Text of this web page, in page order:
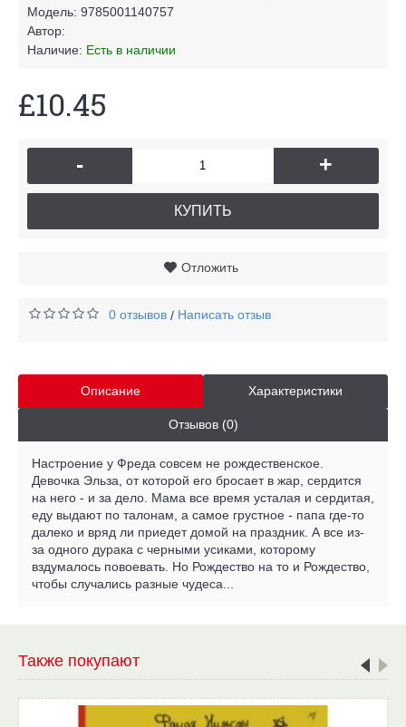
Модель: 9785001140757
Автор:
Наличие: Есть в наличии
£10.45
- +
КУПИТЬ
Отложить
0 отзывов / Написать отзыв
Описание Характеристики
Отзывов (0)
Настроение у Фреда совсем не рождественское.
Девочка Эльза, от которой его бросает в жар, сердится
на него - и за дело. Мама все время усталая и сердитая,
еду выдают по талонам, а самое грустное - папа где-то
далеко и вряд ли приедет домой на праздник. А все из-
за одного дурака с черными усиками, которому
вздумалось повоевать. Но Рождество на то и Рождество,
чтобы случались разные чудеса...
Также покупают